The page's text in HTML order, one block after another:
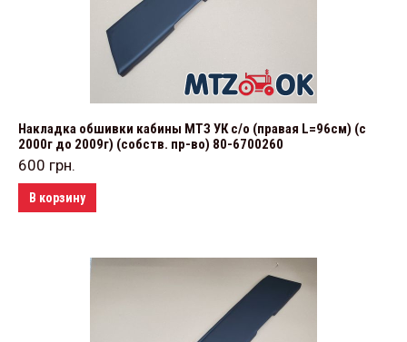
Накладка обшивки кабины МТЗ УК с/о (правая L=96см) (с
2000г до 2009г) (собств. пр-во) 80-6700260
600 грн.
В корзину